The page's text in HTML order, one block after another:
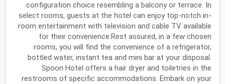
أغسطس 2027
حالأحد نالاثنينث الثلاثاءرالأربعاءخ الخميس
جالجمعةسالسبت
سبتمبر 2027
حالأحد نالاثنين ثالثلاثاءرالأربعاءخالخميس
جالجمعةسالسبت
configuration choice resembling a balcony or terrace. In
select rooms, guests at the hotel can enjoy top-notch in-
room entertainment with television and cable TV available
for their convenience.Rest assured, in a few chosen
rooms, you will find the convenience of a refrigerator,
bottled water, instant tea and mini bar at your disposal.
Spoon Hotel offers a hair dryer and toiletries in the
restrooms of specific accommodations. Embark on your